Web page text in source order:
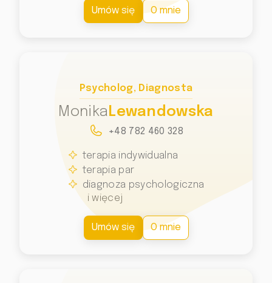
Umów się O mnie
Psycholog, Diagnosta
MonikaLewandowska
+48 782 460 328
terapia indywidualna
terapia par
diagnoza psychologiczna
i więcej
Umów się O mnie